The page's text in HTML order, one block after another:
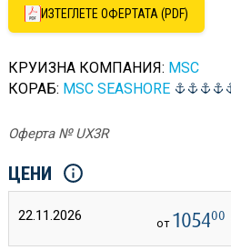
ИЗТЕГЛЕТЕ ОФЕРТАТА (PDF)
КРУИЗНА КОМПАНИЯ: MSC
КОРАБ: MSC SEASHORE
Оферта № UX3R
ЦЕНИ
22.11.2026 от 105400